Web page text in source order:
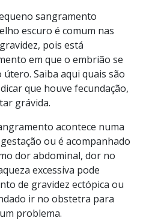
sangramento
escuro é comum nas
pois está
em que o embrião se
Saiba aqui quais são
que houve fecundação,
grávida.
acontece numa
ou é acompanhado
dor abdominal, dor no
excessiva pode
de gravidez ectópica ou
ir no obstetra para
problema.